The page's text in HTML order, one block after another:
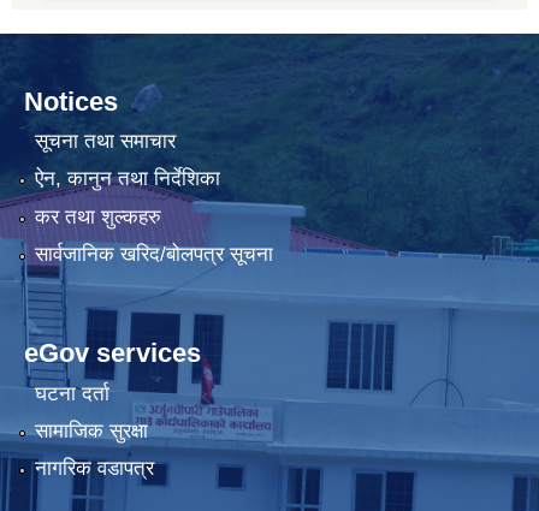
Notices
सूचना तथा समाचार
ऐन, कानुन तथा निर्देशिका
कर तथा शुल्कहरु
सार्वजानिक खरिद/बोलपत्र सूचना
eGov services
घटना दर्ता
सामाजिक सुरक्षा
नागरिक वडापत्र